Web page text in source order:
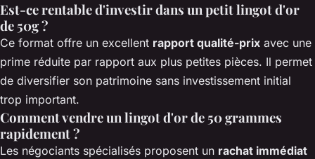
Est-ce rentable d'investir dans un petit lingot d'or
de 50g ?
Ce format offre un excellent rapport qualité-prix avec une
prime réduite par rapport aux plus petites pièces. Il permet
de diversifier son patrimoine sans investissement initial
trop important.
Comment vendre un lingot d'or de 50 grammes
rapidement ?
Les négociants spécialisés proposent un rachat immédiat